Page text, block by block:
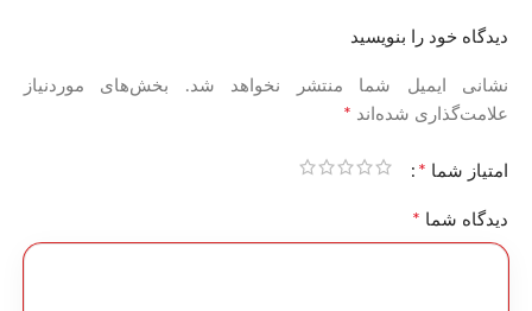
دیدگاه خود را بنویسید
نشانی ایمیل شما منتشر نخواهد شد.
بخش‌های موردنیاز
علامت‌گذاری شده‌اند *
امتیاز شما *
دیدگاه شما *